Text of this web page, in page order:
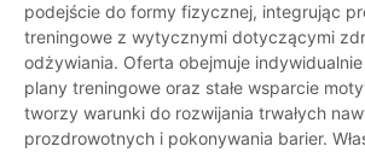
podejście do formy fizycznej, integrując
treningowe z wytycznymi dotyczącymi
odżywiania. Oferta obejmuje
plany treningowe oraz stałe wsparcie
tworzy warunki do rozwijania trwałych
prozdrowotnych i pokonywania barier.